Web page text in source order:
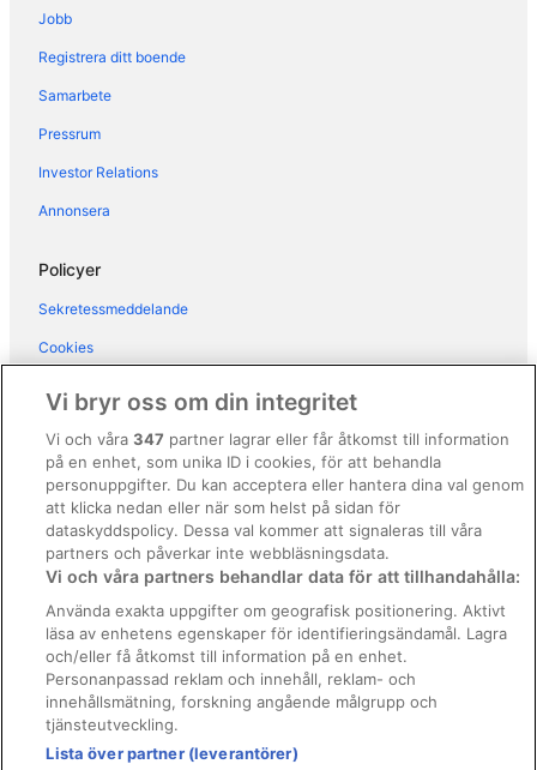
Hotell i Castelnuovo del Garda
Hotell i Castion Veronese
Hotell i Lazise
Hotell i Peschiera del Garda
Hotell i San Martino Buon Albergo
Hotell i San Pietro in Cariano
Hotell i Sandra
Hotell i Sant'Ambrogio di Valpolicella
Hotell i Sona
Hotell i Torri del Benaco
Hotell i Valeggio sul Mincio
Hotell i Verona
Hotell i Villafranca di Verona
Hotell i Ovest
B&B i Peschiera del Garda
Jobb
Registrera ditt boende
Samarbete
Pressrum
Investor Relations
Annonsera
Policyer
Sekretessmeddelande
Cookies
Regler och villkor för Vrbo
Tillgänglighetsanpassning
Juridisk information/Kontakta oss
Riktlinjer för innehåll och anmäla innehåll
Hjälp
Kontakta oss
Avboka eller ändra din bokning
Boka ett flyg med flygbolagskredit
Vi bryr oss om din integritet
Vi och våra347 partner lagrar eller får åtkomst till information
på en enhet, som unika ID i cookies, för att behandla
personuppgifter. Du kan acceptera eller hantera dina val genom
att klicka nedan eller när som helst på sidan för
dataskyddspolicy. Dessa val kommer att signaleras till våra
partners och påverkar inte webbläsningsdata.
Vi och våra partners behandlar data för att tillhandahålla:
Använda exakta uppgifter om geografisk positionering. Aktivt
läsa av enhetens egenskaper för identifieringsändamål. Lagra
och/eller få åtkomst till information på en enhet.
Personanpassad reklam och innehåll, reklam- och
innehållsmätning, forskning angående målgrupp och
tjänsteutveckling.
Lista över partner (leverantörer)